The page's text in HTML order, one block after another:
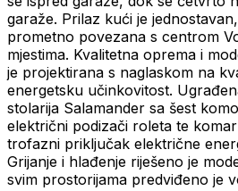
garaže. Prilaz kući je
prometno povezana s centrom
mjestima. Kvalitetna oprema i
je projektirana s naglaskom na
energetsku učinkovitost.
stolarija Salamander sa šest
električni podizači roleta te
trofazni priključak električne
Grijanje i hlađenje riješeno je
svim prostorijama predviđeno je